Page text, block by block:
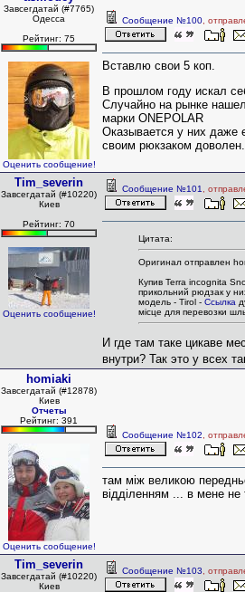
Завсегдатай (#7765)
Одесса
Рейтинг: 75
Оценить сообщение!
Сообщение №100 ,
Вставлю свои 5 коп.
В прошлом году искал
Случайно на рынке
марки ONEPOLAR
Оказывается у них даже
своим рюкзаком
Tim_severin
Завсегдатай (#10220)
Киев
Рейтинг: 70
Оценить сообщение!
Сообщение №101 ,
Цитата:
Оригинал отправлен
Купив Terra inсognita
прикольний рюдзак у
модель - Tirol - Ссылка
місце для перевозки
И где там таке цикаве
внутри? Так это у всех
homiaki
Завсегдатай (#12878)
Киев
Отчеты
Рейтинг: 391
Оценить сообщение!
Сообщение №102 ,
там між великою
відділенням ... в мене не
Tim_severin
Завсегдатай (#10220)
Киев
Сообщение №103 ,